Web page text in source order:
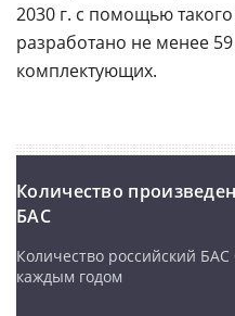
2030 г. с помощью
разработано не менее
комплектующих.
Количество
БАС
Количество российский БАС
каждым годом